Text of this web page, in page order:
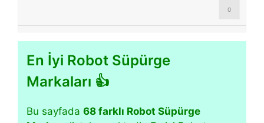
0
En İyi Robot Süpürge
Markaları 👍
Bu sayfada 68 farklı Robot Süpürge